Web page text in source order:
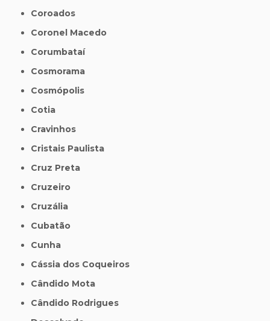
Coroados
Coronel Macedo
Corumbataí
Cosmorama
Cosmópolis
Cotia
Cravinhos
Cristais Paulista
Cruz Preta
Cruzeiro
Cruzália
Cubatão
Cunha
Cássia dos Coqueiros
Cândido Mota
Cândido Rodrigues